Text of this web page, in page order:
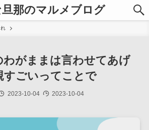
那のマルメブログ
わがままは言わせてあげ
すごいってことで
2023-10-04 2023-10-04